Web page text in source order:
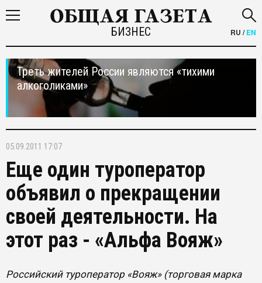
БИЗНЕС RU /EN
Треть жителей России являются «тихими
алкоголиками»
05.09.2011 17:07
Еще один туроператор
объявил о прекращении
своей деятельности. На
этот раз - «Альфа Вояж»
Российский туроператор «Вояж» (торговая марка